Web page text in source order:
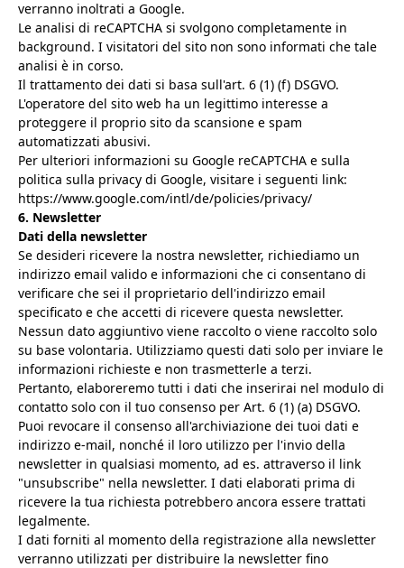
verranno inoltrati a Google.
Le analisi di reCAPTCHA si svolgono completamente in
background. I visitatori del sito non sono informati che tale
analisi è in corso.
Il trattamento dei dati si basa sull'art. 6 (1) (f) DSGVO.
L'operatore del sito web ha un legittimo interesse a
proteggere il proprio sito da scansione e spam
automatizzati abusivi.
Per ulteriori informazioni su Google reCAPTCHA e sulla
politica sulla privacy di Google, visitare i seguenti link:
https://www.google.com/intl/de/policies/privacy/
6. Newsletter
Dati della newsletter
Se desideri ricevere la nostra newsletter, richiediamo un
indirizzo email valido e informazioni che ci consentano di
verificare che sei il proprietario dell'indirizzo email
specificato e che accetti di ricevere questa newsletter.
Nessun dato aggiuntivo viene raccolto o viene raccolto solo
su base volontaria. Utilizziamo questi dati solo per inviare le
informazioni richieste e non trasmetterle a terzi.
Pertanto, elaboreremo tutti i dati che inserirai nel modulo di
contatto solo con il tuo consenso per Art. 6 (1) (a) DSGVO.
Puoi revocare il consenso all'archiviazione dei tuoi dati e
indirizzo e-mail, nonché il loro utilizzo per l'invio della
newsletter in qualsiasi momento, ad es. attraverso il link
"unsubscribe" nella newsletter. I dati elaborati prima di
ricevere la tua richiesta potrebbero ancora essere trattati
legalmente.
I dati forniti al momento della registrazione alla newsletter
verranno utilizzati per distribuire la newsletter fino